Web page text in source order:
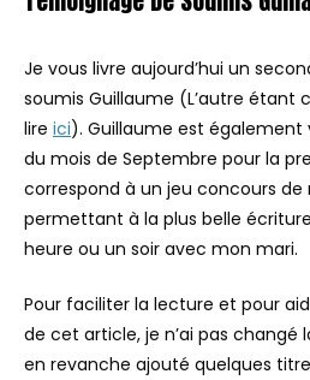
Je vous livre aujourd’hui un
soumis Guillaume (L’autre étant
lire ici). Guillaume est
du mois de Septembre pour la
correspond à un jeu concours de
permettant à la plus belle
heure ou un soir avec mon mari.
Pour faciliter la lecture et pour
de cet article, je n’ai pas changé
en revanche ajouté quelques